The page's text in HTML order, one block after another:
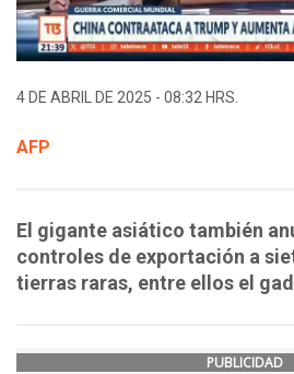
4 DE ABRIL DE 2025 - 08:32 HRS.
AFP
El gigante asiático también
controles de exportación a
tierras raras, entre ellos el
PUBLICIDAD